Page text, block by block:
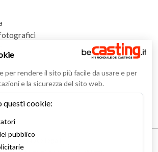
per rendere il sito più facile da usare e per
e la sicurezza del sito web.
questi cookie:
pubblico